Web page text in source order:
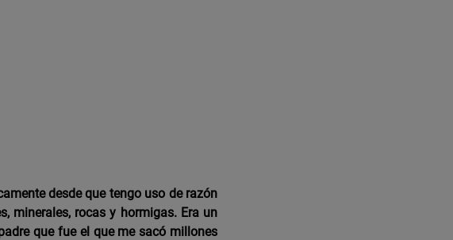
desde que tengo uso de razón
minerales, rocas y hormigas. Era un
que fue el que me sacó millones